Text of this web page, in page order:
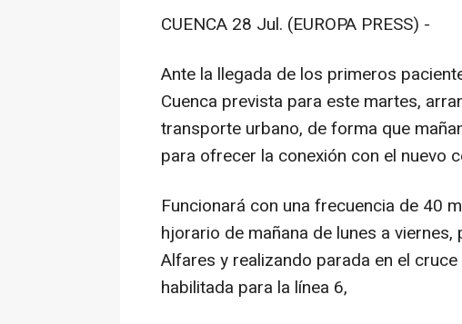
CUENCA 28 Jul. (EUROPA PRESS) -
Ante la llegada de los primeros
Cuenca prevista para este martes,
transporte urbano, de forma que
para ofrecer la conexión con el nuevo
Funcionará con una frecuencia de 40
hjorario de mañana de lunes a
Alfares y realizando parada en el
habilitada para la línea 6,